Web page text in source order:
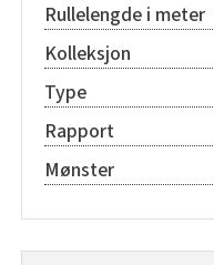
Rullelengde i meter
Kolleksjon
Type
Rapport
Mønster